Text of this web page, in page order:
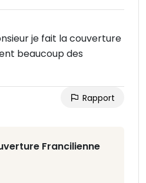
je fait la couverture
beaucoup des
Rapport
Francilienne